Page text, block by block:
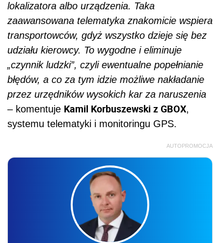
lokalizatora albo urządzenia. Taka
zaawansowana telematyka znakomicie wspiera
transportowców, gdyż wszystko dzieje się bez
udziału kierowcy. To wygodne i eliminuje
„czynnik ludzki”, czyli ewentualne popełnianie
błędów, a co za tym idzie możliwe nakładanie
przez urzędników wysokich kar za naruszenia
– komentuje Kamil Korbuszewski z GBOX,
systemu telematyki i monitoringu GPS.
AUTOPROMOCJA